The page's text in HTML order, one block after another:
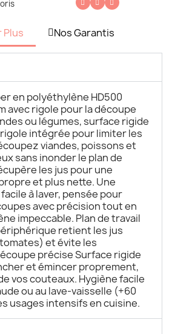
Plus Nos Garantis
en polyéthylène HD500
avec rigole pour la découpe
ou légumes, surface rigide
rigole intégrée pour limiter les
viandes, poissons et
sans inonder le plan de
les jus pour une
et plus nette. Une
à laver, pensée pour
avec précision tout en
impeccable. Plan de travail
retient les jus
et évite les
précise Surface rigide
et émincer proprement,
vos couteaux. Hygiène facile
ou au lave-vaisselle (+60
usages intensifs en cuisine.